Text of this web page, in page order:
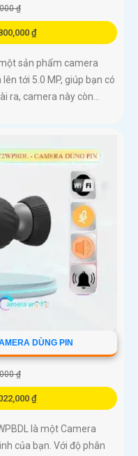
₫
₫
sản phẩm camera
tới 5.0 MP, giúp bạn có
ra, camera này còn...
DÙNG PIN
₫
₫
là một Camera
của bạn. Với độ phân